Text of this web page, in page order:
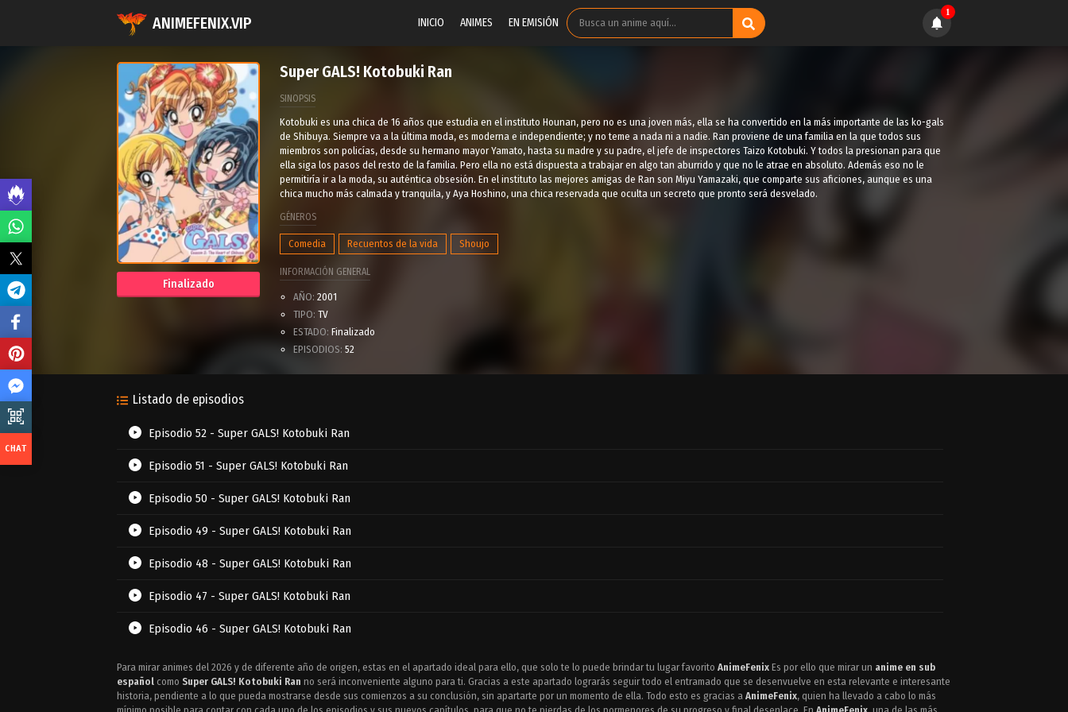
ANIMEFENIX.VIP INICIO ANIMES EN EMISIÓN
1
Finalizado
Super GALS! Kotobuki Ran
SINOPSIS
Kotobuki es una chica de 16 años que estudia en el instituto Hounan, pero no es una joven más, ella se ha convertido en la más importante de las ko-gals
de Shibuya. Siempre va a la última moda, es moderna e independiente; y no teme a nada ni a nadie. Ran proviene de una familia en la que todos sus
miembros son policías, desde su hermano mayor Yamato, hasta su madre y su padre, el jefe de inspectores Taizo Kotobuki. Y todos la presionan para que
ella siga los pasos del resto de la familia. Pero ella no está dispuesta a trabajar en algo tan aburrido y que no le atrae en absoluto. Además eso no le
permitiría ir a la moda, su auténtica obsesión. En el instituto las mejores amigas de Ran son Miyu Yamazaki, que comparte sus aficiones, aunque es una
chica mucho más calmada y tranquila, y Aya Hoshino, una chica reservada que oculta un secreto que pronto será desvelado.
GÉNEROS
Comedia Recuentos de la vida Shoujo
INFORMACIÓN GENERAL
AÑO: 2001
TIPO: TV
ESTADO: Finalizado
EPISODIOS: 52
Listado de episodios
Episodio 52 - Super GALS! Kotobuki Ran
Episodio 51 - Super GALS! Kotobuki Ran
Episodio 50 - Super GALS! Kotobuki Ran
Episodio 49 - Super GALS! Kotobuki Ran
Episodio 48 - Super GALS! Kotobuki Ran
Episodio 47 - Super GALS! Kotobuki Ran
Episodio 46 - Super GALS! Kotobuki Ran
Episodio 45 - Super GALS! Kotobuki Ran
Episodio 44 - Super GALS! Kotobuki Ran
Para mirar animes del 2026 y de diferente año de origen, estas en el apartado ideal para ello, que solo te lo puede brindar tu lugar favorito AnimeFenix Es por ello que mirar un anime en sub
español como Super GALS! Kotobuki Ran no será inconveniente alguno para ti. Gracias a este apartado lograrás seguir todo el entramado que se desenvuelve en esta relevante e interesante
historia, pendiente a lo que pueda mostrarse desde sus comienzos a su conclusión, sin apartarte por un momento de ella. Todo esto es gracias a AnimeFenix, quien ha llevado a cabo lo más